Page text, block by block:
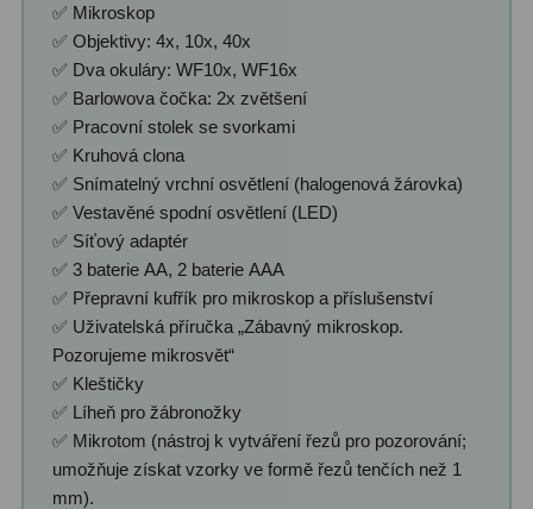
✅ Mikroskop
✅ Objektivy: 4x, 10x, 40x
✅ Dva okuláry: WF10x, WF16x
✅ Barlowova čočka: 2x zvětšení
✅ Pracovní stolek se svorkami
✅ Kruhová clona
✅ Snímatelný vrchní osvětlení (halogenová žárovka)
✅ Vestavěné spodní osvětlení (LED)
✅ Síťový adaptér
✅ 3 baterie AA, 2 baterie AAA
✅ Přepravní kufřík pro mikroskop a příslušenství
✅ Uživatelská příručka „Zábavný mikroskop.
Pozorujeme mikrosvět“
✅ Kleštičky
✅ Líheň pro žábronožky
✅ Mikrotom (nástroj k vytváření řezů pro pozorování;
umožňuje získat vzorky ve formě řezů tenčích než 1
mm).